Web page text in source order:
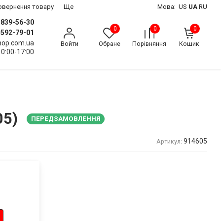
товару Ще Мова: US UA RU
56-30
79-01
17:00
Войти
0
Обране
0
Порівняння
0
Кошик
ПЕРЕДЗАМОВЛЕННЯ
Артикул: 914605